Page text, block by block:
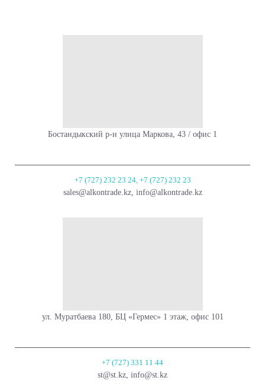
Бостандыкский р-н улица Маркова, 43 / офис 1
+7 (727) 232 23 24, +7 (727) 232 23
sales@alkontrade.kz, info@alkontrade.kz
ул. Муратбаева 180, БЦ «Гермес» 1 этаж, офис 101
+7 (727) 331 11 44
st@st.kz, info@st.kz